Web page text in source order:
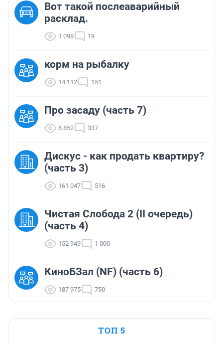
Вот такой послеаварийный
расклад.
1 098 19
корм на рыбалку
14 112 151
Про засаду (часть 7)
6 852 337
Дискус - как продать квартиру?
(часть 3)
161 047 516
Чистая Слобода 2 (II очередь)
(часть 4)
152 949 1 000
КиноБЗал (NF) (часть 6)
187 975 750
ТОП 5